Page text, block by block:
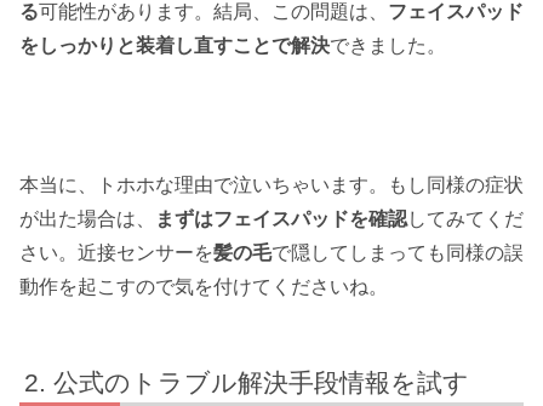
る可能性があります。結局、この問題は、 フェイスパッド
をしっかりと装着し直すことで解決できました。
本当に、トホホな理由で泣いちゃいます。もし同様の症状
が出た場合は、
まずはフェイスパッドを確認してみてくだ
さい。近接センサーを髪の毛で隠してしまっても同様の誤
動作を起こすので気を付けてくださいね。
公式のトラブル解決手段情報を試す